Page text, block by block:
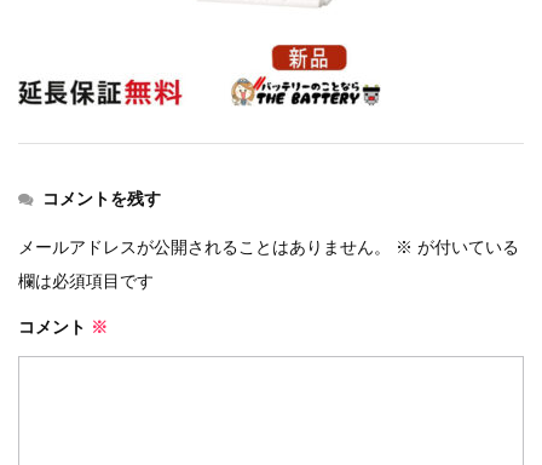
コメントを残す
メールアドレスが公開されることはありません。 ※ が付いている
欄は必須項目です
コメント ※